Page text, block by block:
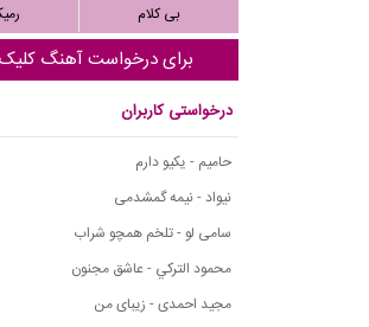
بی کلام
برای درخواست آهنگ کلیک
درخواستی کاربران
حامیم - یکیو دارم
نیواد - نیمه گمشدمی
سامی لو - تلخم همچو شراب
محمود التركي - عاشق مجنون
مجید احمدی - زیبای من